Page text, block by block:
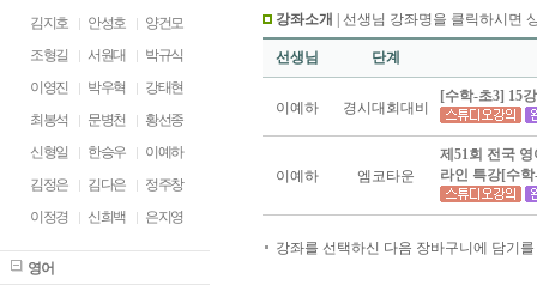
김지호
안성호
양건모
조형길
서원대
박규식
이영진
박우혁
강태현
최봉석
문병천
황선종
신형일
한승우
이예하
김정은
김다은
정주창
이정경
신희백 은지영
영어
강좌소개 | 선생님 강좌명을 클릭하시면
선생님 단계
이예하 경시대회대비
[수학-초3] 15
이예하 엠코타운
제51회 전국
라인 특강[수
강좌를 선택하신 다음 장바구니에 담기